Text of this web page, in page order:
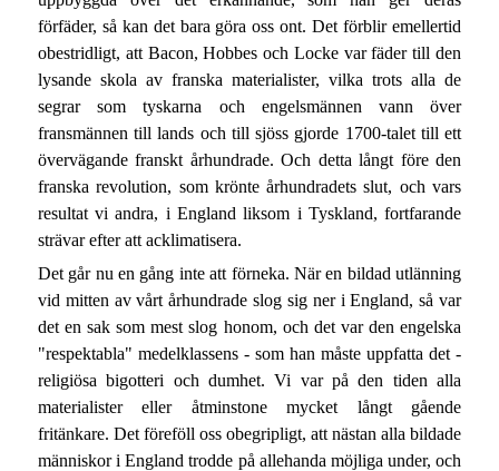
förfäder, så kan det bara göra oss ont. Det förblir emellertid
obestridligt, att Bacon, Hobbes och Locke var fäder till den
lysande skola av franska materialister, vilka trots alla de
segrar som tyskarna och engelsmännen vann över
fransmännen till lands och till sjöss gjorde 1700-talet till ett
övervägande franskt århundrade. Och detta långt före den
franska revolution, som krönte århundradets slut, och vars
resultat vi andra, i England liksom i Tyskland, fortfarande
strävar efter att acklimatisera.
Det går nu en gång inte att förneka. När en bildad utlänning
vid mitten av vårt århundrade slog sig ner i England, så var
det en sak som mest slog honom, och det var den engelska
"respektabla" medelklassens - som han måste uppfatta det -
religiösa bigotteri och dumhet. Vi var på den tiden alla
materialister eller åtminstone mycket långt gående
fritänkare. Det föreföll oss obegripligt, att nästan alla bildade
människor i England trodde på allehanda möjliga under, och